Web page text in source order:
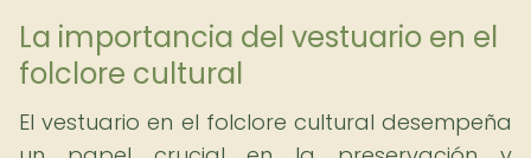
La importancia del vestuario en el
folclore cultural
El vestuario en el folclore cultural desempeña